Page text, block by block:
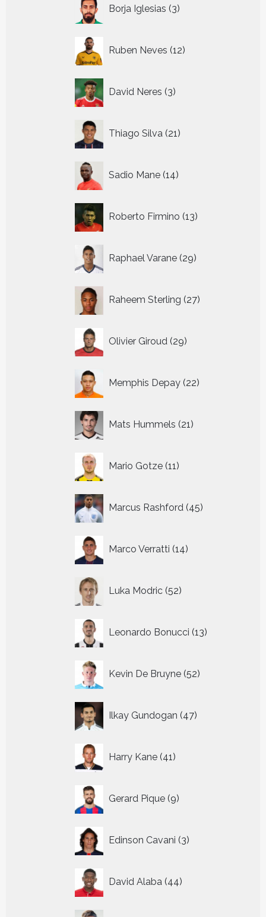
Borja Iglesias 3
producten
Ruben Neves 12
producten
David Neres 3
producten
Thiago Silva 21
producten
Sadio Mane 14
producten
Roberto Firmino 13
producten
Raphael Varane 29
producten
Raheem Sterling 27
producten
Olivier Giroud 29
producten
Memphis Depay 22
producten
Mats Hummels 21
producten
Mario Gotze 11
producten
Marcus Rashford 45
producten
Marco Verratti 14
producten
Luka Modric 52
producten
Leonardo Bonucci 13
producten
Kevin De Bruyne 52
producten
Ilkay Gundogan 47
producten
Harry Kane 41
producten
Gerard Pique 9
producten
Edinson Cavani 3
producten
David Alaba 44
producten